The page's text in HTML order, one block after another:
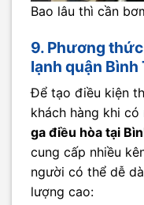
Bao lâu thì cần
9. Phương
lạnh quận Bình
Để tạo điều kiện
khách hàng khi có
ga điều hòa tại
cung cấp nhiều
người có thể dễ
lượng cao: